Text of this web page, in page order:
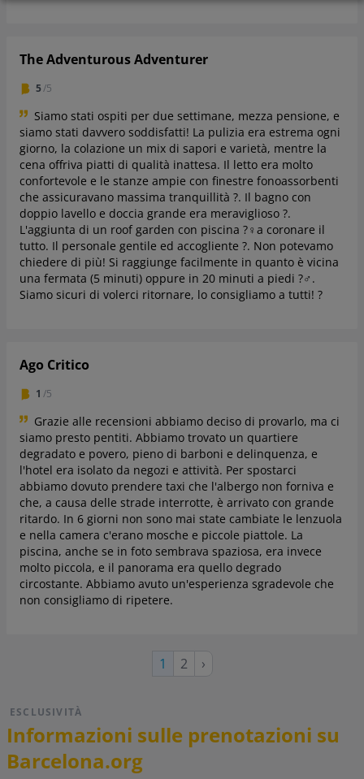
The Adventurous Adventurer
5/5
Siamo stati ospiti per due settimane, mezza pensione, e
siamo stati davvero soddisfatti! La pulizia era estrema ogni
giorno, la colazione un mix di sapori e varietà, mentre la
cena offriva piatti di qualità inattesa. Il letto era molto
confortevole e le stanze ampie con finestre fonoassorbenti
che assicuravano massima tranquillità ?. Il bagno con
doppio lavello e doccia grande era meraviglioso ?.
L'aggiunta di un roof garden con piscina ?‍♀️a coronare il
tutto. Il personale gentile ed accogliente ?. Non potevamo
chiedere di più! Si raggiunge facilmente in quanto è vicina
una fermata (5 minuti) oppure in 20 minuti a piedi ?‍♂️.
Siamo sicuri di volerci ritornare, lo consigliamo a tutti! ?
Ago Critico
1 /5
Grazie alle recensioni abbiamo deciso di provarlo, ma ci
siamo presto pentiti. Abbiamo trovato un quartiere
degradato e povero, pieno di barboni e delinquenza, e
l'hotel era isolato da negozi e attività. Per spostarci
abbiamo dovuto prendere taxi che l'albergo non forniva e
che, a causa delle strade interrotte, è arrivato con grande
ritardo. In 6 giorni non sono mai state cambiate le lenzuola
e nella camera c'erano mosche e piccole piattole. La
piscina, anche se in foto sembrava spaziosa, era invece
molto piccola, e il panorama era quello degrado
circostante. Abbiamo avuto un'esperienza sgradevole che
non consigliamo di ripetere.
Pagina
1 Pagina
2
Pagina
›
ESCLUSIVITÀ
Informazioni sulle prenotazioni su
Barcelona.org